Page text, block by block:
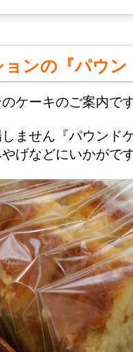
ョンの『パウン
ケーキのご案内で
ません『パウンド
げなどにいかがで